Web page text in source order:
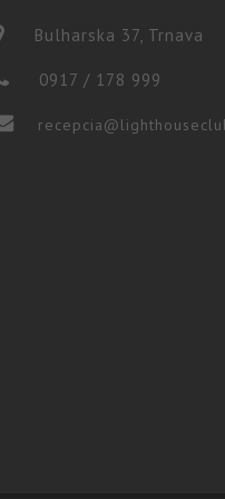
Bulharska 37, Trnava
0917 / 178 999